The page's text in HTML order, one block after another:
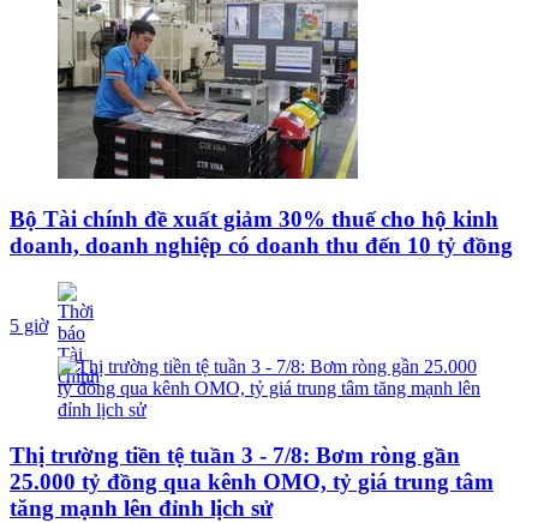
Bộ Tài chính đề xuất giảm 30% thuế cho hộ kinh
doanh, doanh nghiệp có doanh thu đến 10 tỷ đồng
5 giờ
Thị trường tiền tệ tuần 3 - 7/8: Bơm ròng gần
25.000 tỷ đồng qua kênh OMO, tỷ giá trung tâm
tăng mạnh lên đỉnh lịch sử